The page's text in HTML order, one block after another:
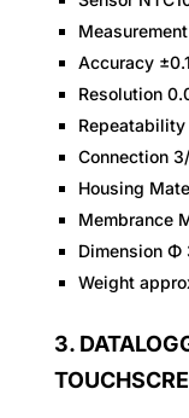
Accuracy
Resolution
Repeatability
Connection
Housing
Membrance
Dimension Φ
Weight
3.